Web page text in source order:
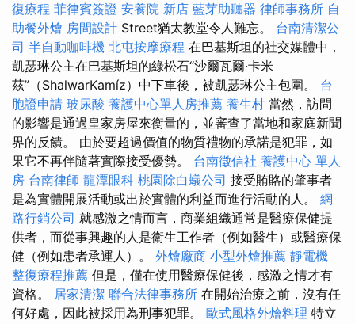
復療程 菲律賓簽證 安養院 新店 藍芽助聽器 律師事務所 自
助餐外燴 房間設計 Street猶太教堂令人難忘。 台南清潔公
司 半自動咖啡機 北屯按摩療程 在巴基斯坦的社交媒體中，
凱瑟琳公主在巴基斯坦的綠松石“沙爾瓦爾·卡米
茲”（ShalwarKamíz）中下車後，被凱瑟琳公主包圍。 台
胞證申請 玻尿酸 養護中心單人房推薦 養生村 當然，訪問
的影響是通過皇家房屋來衡量的，並審查了當地和家庭新聞
界的反饋。 由於要超過價值的物質禮物的承諾是犯罪，如
果它不再伴隨著實際接受優勢。 台南徵信社 養護中心 單人
房 台南律師 龍潭眼科 桃園除白蟻公司 接受賄賂的肇事者
是為實體開展活動或出於實體的利益而進行活動的人。 網
路行銷公司 就感激之情而言，商業組織通常是醫療保健提
供者，而從事興趣的人是衛生工作者（例如醫生）或醫療保
健（例如患者承運人）。 外燴廠商 小型外燴推薦 靜電機
整復療程推薦 但是，僅在使用醫療保健後，感激之情才有
資格。 居家清潔 聯合法律事務所 在開始治療之前，沒有任
何好處，因此被採用為刑事犯罪。 歐式風格外燴料理 特立